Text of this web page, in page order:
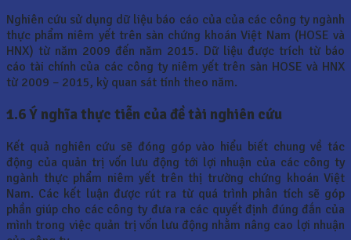
Nghiên cứu sử dụng dữ liệu báo cáo của của các công ty ngành
thực phẩm niêm yết trên sàn chứng khoán Việt Nam (HOSE và
HNX) từ năm 2009 đến năm 2015. Dữ liệu được trích từ báo
cáo tài chính của các công ty niêm yết trên sàn HOSE và HNX
từ 2009 – 2015, kỳ quan sát tính theo năm.
1.6 Ý nghĩa thực tiễn của đề tài nghiên cứu
Kết quả nghiên cứu sẽ đóng góp vào hiểu biết chung về tác
động của quản trị vốn lưu động tới lợi nhuận của các công ty
ngành thực phẩm niêm yết trên thị trường chứng khoán Việt
Nam. Các kết luận được rút ra từ quá trình phân tích sẽ góp
phần giúp cho các công ty đưa ra các quyết định đúng đắn của
mình trong việc quản trị vốn lưu động nhằm nâng cao lợi nhuận